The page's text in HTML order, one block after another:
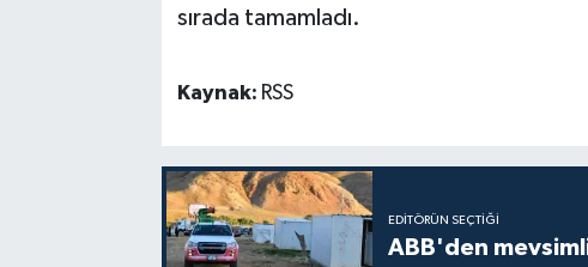
sırada tamamladı.
Kaynak: RSS
EDITÖRÜN SEÇTIĞI
ABB'den